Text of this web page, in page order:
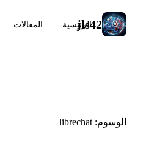
jls42
الرئيسية المقالات
الوسوم: librechat